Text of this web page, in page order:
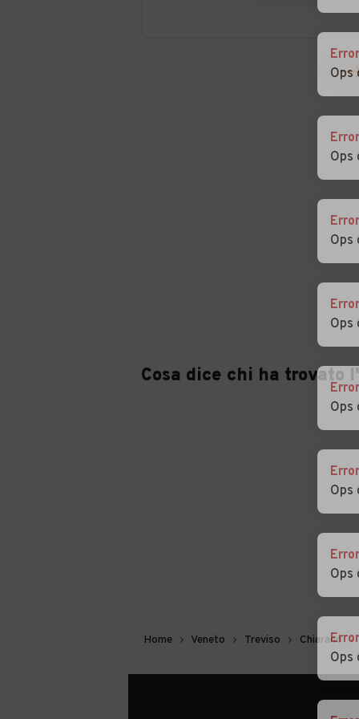
Auto usate
Auto usate
Cosa dice chi ha trovato
Home Veneto Treviso Chiarano
Error
Ops
Error
Ops
Error
Ops
Error
Ops
Error
Ops
Error
Ops
Error
Ops
Error
Ops